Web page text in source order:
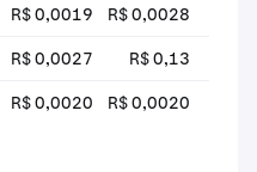
R$ 0,0019 R$ 0,0028
R$ 0,0027 R$ 0,13
R$ 0,0020 R$ 0,0020